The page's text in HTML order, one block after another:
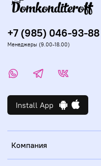
Компания
Install App
+7 (985) 046-93-88
Менеджеры (9.00-18.00)